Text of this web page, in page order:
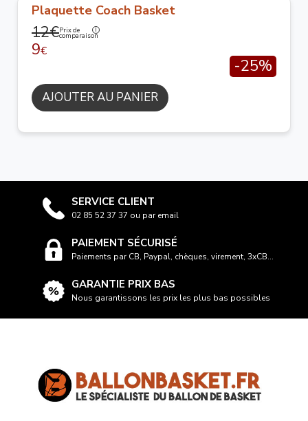
Plaquette Coach Basket
12€Prix de
comparaison
9€
-25%
AJOUTER AU PANIER
SERVICE CLIENT
02 85 52 37 37 ou par email
PAIEMENT SÉCURISÉ
Paiements par CB, Paypal, chèques, virement, 3xCB...
GARANTIE PRIX BAS
Nous garantissons les prix les plus bas possibles